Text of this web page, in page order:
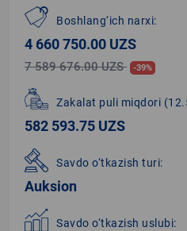
Boshlang‘ich narxi:
4 660 750.00 UZS
7 589 676.00 UZS -39%
Zakalat puli miqdori
582 593.75 UZS
Savdo o‘tkazish turi:
Auksion
Savdo o‘tkazish uslubi: